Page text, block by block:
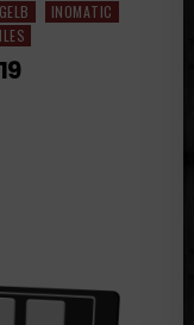
INOMATIC